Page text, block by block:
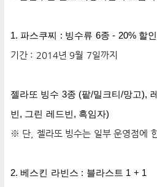
1. 파스쿠찌 : 빙수류 6종 - 20% 할
기간 : 2014년 9월 7일까지
젤라또 빙수 3종 (팥/밀크티/망고),
빈, 그린 레드빈, 흑임자)
※ 단, 젤라또 빙수는 일부 운영점에
2. 베스킨 라빈스 : 블라스트 1 + 1